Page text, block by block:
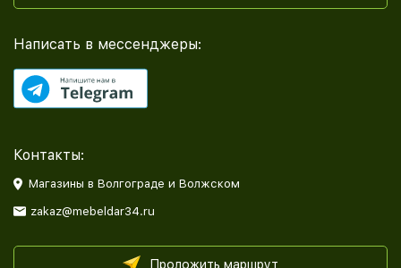
Написать в мессенджеры:
Контакты:
Магазины в Волгограде и Волжском
zakaz@mebeldar34.ru
Проложить маршрут